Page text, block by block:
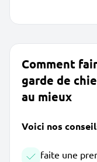
Comment
garde de
au mieux
Voici nos
faite une